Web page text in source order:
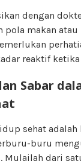
dengan
makan
reaktif
Sabar
sehat
buru
Mulailah dari